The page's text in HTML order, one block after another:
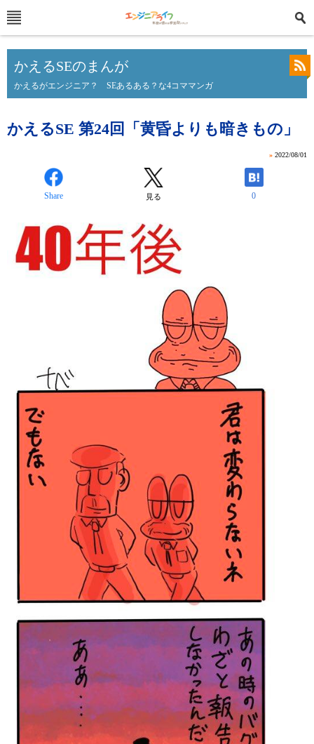
かえるSEのまんが
かえるがエンジニア？ SEあるある？な4コママンガ
かえるSE 第24回「黄昏よりも暗きもの」
» 2022/08/01
Share 見る 0